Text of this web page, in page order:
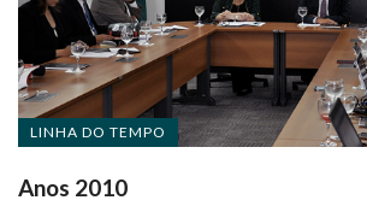
LINHA DO TEMPO
Anos 2010